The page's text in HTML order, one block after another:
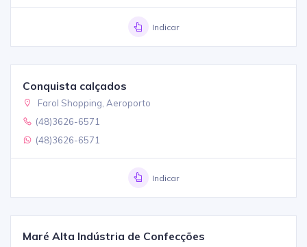
Indicar
Conquista calçados
Farol Shopping, Aeroporto
(48)3626-6571
(48)3626-6571
Indicar
Maré Alta Indústria de Confecções